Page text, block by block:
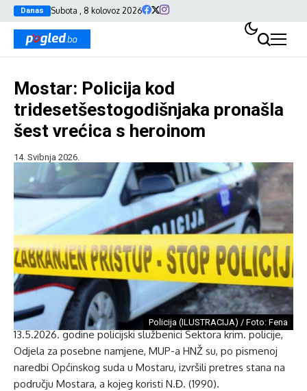
Danas Subota , 8 kolovoz 2026
Mostar: Policija kod
tridesetšestogodišnjaka pronašla
šest vrećica s heroinom
14. Svibnja 2026.
Policija (ILUSTRACIJA) / Foto: Fena
13.5.2026. godine policijski službenici Sektora krim. policije,
Odjela za posebne namjene, MUP-a HNŽ su, po pismenoj
naredbi Općinskog suda u Mostaru, izvršili pretres stana na
području Mostara, a kojeg koristi N.Đ. (1990).